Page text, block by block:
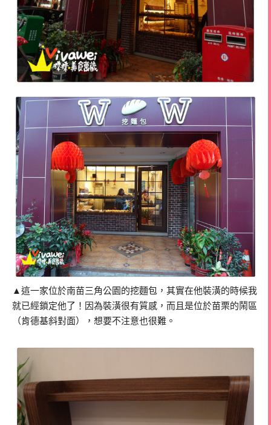
▲這一家位於南苗三角公園的挖麵包，其實在他裝潢的時候我
就已經鎖定他了！因為裝潢很有質感，而且是位於苗栗的鬧區
（肯德基斜對面），想要不注意也很難。